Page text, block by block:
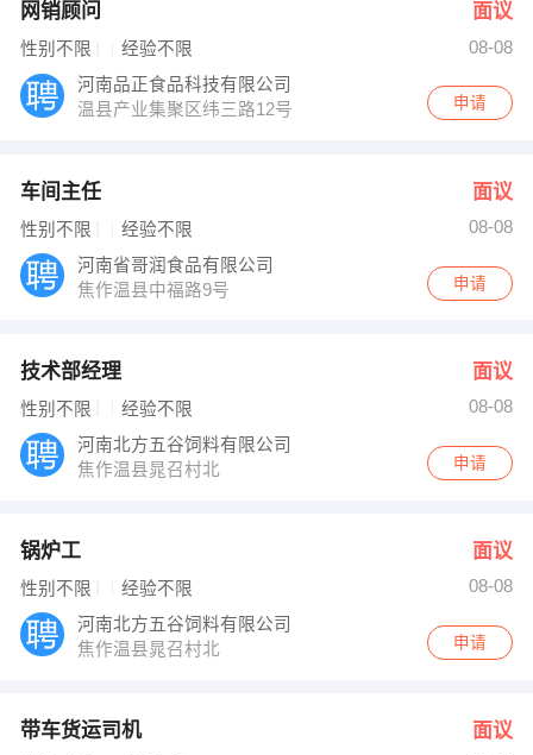
网销顾问 面议
性别不限 经验不限
08-08
河南品正食品科技有限公司
温县产业集聚区纬三路12号
申请
车间主任 面议
性别不限 经验不限
08-08
河南省哥润食品有限公司
焦作温县中福路9号
申请
技术部经理 面议
性别不限 经验不限
08-08
河南北方五谷饲料有限公司
焦作温县晁召村北
申请
锅炉工 面议
性别不限 经验不限
08-08
河南北方五谷饲料有限公司
焦作温县晁召村北
申请
带车货运司机 面议